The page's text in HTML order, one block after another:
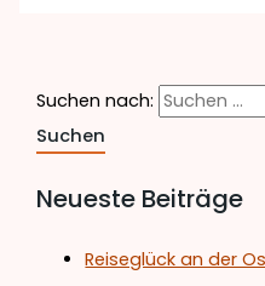
Suchen nach:
Neueste Beiträge
Reiseglück an der